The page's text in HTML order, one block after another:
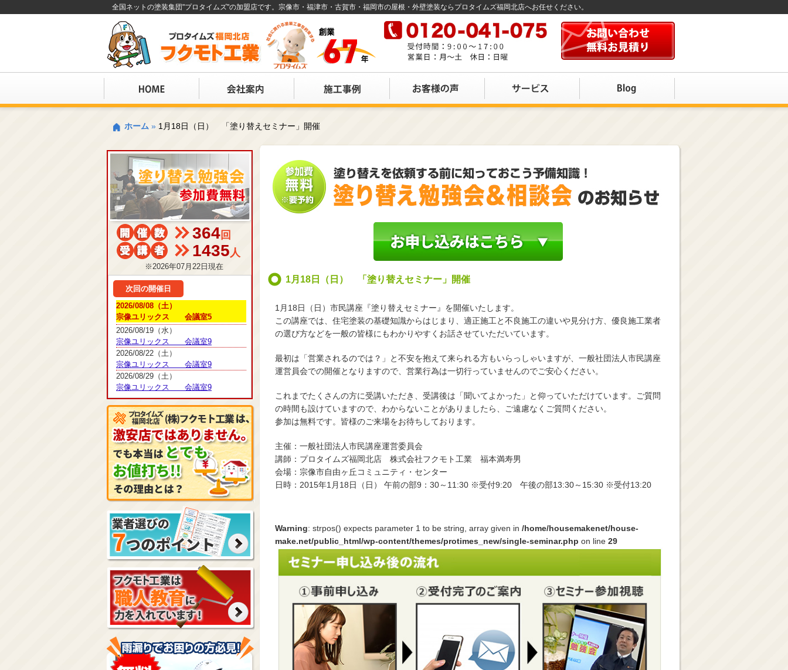
全国ネットの塗装集団"プロタイムズ"の加盟店です。宗像市・福津市・古賀市・福岡市の屋根・外壁塗装ならプロタイムズ福岡北店へお任せください。
ホーム » 1月18日（日） 「塗り替えセミナー」開催
1月18日（日） 「塗り替えセミナー」開催
1月18日（日）市民講座『塗り替えセミナー』を開催いたします。
この講座では、住宅塗装の基礎知識からはじまり、適正施工と不良施工の違いや見分け方、優良施工業者
の選び方などを一般の皆様にもわかりやすくお話させていただいています。
最初は「営業されるのでは？」と不安を抱えて来られる方もいらっしゃいますが、一般社団法人市民講座
運営員会での開催となりますので、営業行為は一切行っていませんのでご安心ください。
これまでたくさんの方に受講いただき、受講後は「聞いてよかった」と仰っていただけています。ご質問
の時間も設けていますので、わからないことがありましたら、ご遠慮なくご質問ください。
参加は無料です。皆様のご来場をお待ちしております。
主催：一般社団法人市民講座運営委員会
講師：プロタイムズ福岡北店 株式会社フクモト工業 福本満寿男
会場：宗像市自由ヶ丘コミュニティ・センター
日時：2015年1月18日（日） 午前の部9：30～11:30 ※受付9:20 午後の部13:30～15:30 ※受付13:20
Warning: strpos() expects parameter 1 to be string, array given in /home/housemakenet/house-
make.net/public_html/wp-content/themes/protimes_new/single-seminar.php on line 29
364回
1435人
※2026年07月22日現在
次回の開催日
2026/08/08（土）
宗像ユリックス 会議室5
2026/08/19（水）
宗像ユリックス 会議室9
2026/08/22（土）
宗像ユリックス 会議室9
2026/08/29（土）
宗像ユリックス 会議室9